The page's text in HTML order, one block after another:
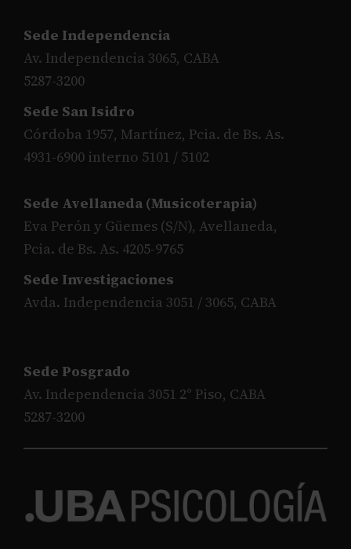
Sede Independencia
Av. Independencia 3065, CABA
5287-3200
Sede San Isidro
Córdoba 1957, Martínez, Pcia. de Bs. As.
4931-6900 interno 5101 / 5102
Sede Avellaneda (Musicoterapia)
Eva Perón y Güemes (S/N), Avellaneda,
Pcia. de Bs. As. 4205-9765
Sede Investigaciones
Avda. Independencia 3051 / 3065, CABA
Sede Posgrado
Av. Independencia 3051 2° Piso, CABA
5287-3200